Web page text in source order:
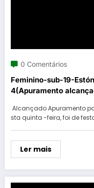
0 Comentários
Feminino-sub-19-
4(Apuramento
Alcançado Apuramento
sta quinta -feira, foi de
Ler mais